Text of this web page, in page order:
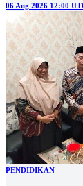
06 Aug 2026 12:00
PENDIDIKAN